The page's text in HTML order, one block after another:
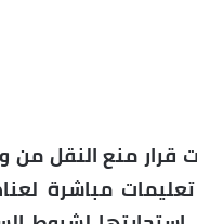
منع النقل من
مباشرة